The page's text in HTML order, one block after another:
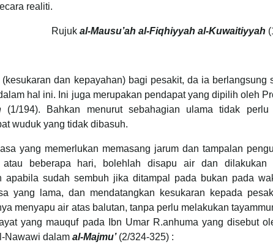
realiti.
Rujuk al-Mausu’ah al-Fiqhiyyah al-Kuwaitiyyah
dan kepayahan) bagi pesakit, da ia berlangsung
hal ini. Ini juga merupakan pendapat yang dipilih oleh
(1/194). Bahkan menurut sebahagian ulama tidak
wuduk yang tidak dibasuh.
yang memerlukan memasang jarum dan tampalan
beberapa hari, bolehlah disapu air dan dilakukan
apabila sudah sembuh jika ditampal pada bukan pada
yang lama, dan mendatangkan kesukaran kepada
menyapu air atas balutan, tanpa perlu melakukan
yang mauquf pada Ibn Umar R.anhuma yang disebut
Nawawi dalam al-Majmu’(2/324-325) :